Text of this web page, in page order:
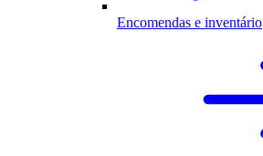
Encomendas e inventário